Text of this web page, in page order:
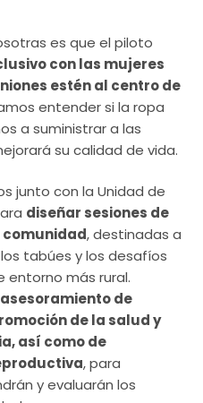
es que el piloto
con las mujeres
estén al centro de
entender si la ropa
a suministrar a las
su calidad de vida.
junto con la Unidad de
diseñar sesiones de
, destinadas a
tabúes y los desafíos
entorno más rural.
asesoramiento de
de la salud y
así como de
, para
y evaluarán los